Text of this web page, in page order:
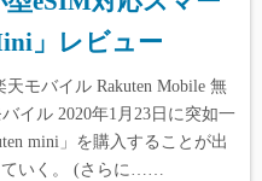
」レビュー
モバイル Rakuten Mobile 無
イル 2020年1月23日に突如一
mini」を購入することが出
ていく。 (さらに……